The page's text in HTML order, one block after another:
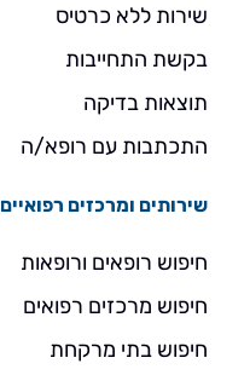
שירות ללא כרטיס
בקשת התחייבות
תוצאות בדיקה
התכתבות עם רופא/ה
שירותים ומרכזים רפואיים
חיפוש רופאים ורופאות
חיפוש מרכזים רפואים
חיפוש בתי מרקחת